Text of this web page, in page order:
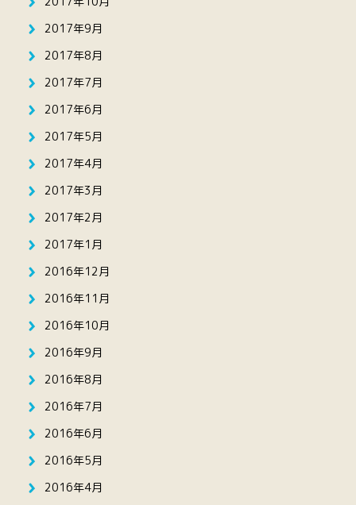
2017年9月
2017年8月
2017年7月
2017年6月
2017年5月
2017年4月
2017年3月
2017年2月
2017年1月
2016年12月
2016年11月
2016年10月
2016年9月
2016年8月
2016年7月
2016年6月
2016年5月
2016年4月